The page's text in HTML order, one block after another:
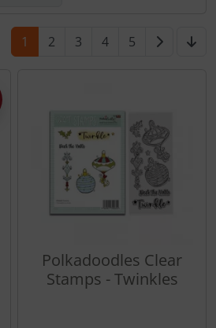
1 2 3 4 5
Polkadoodles Clear
Stamps - Twinkles